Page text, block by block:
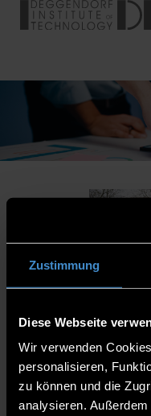
Zustimmung
Diese Webseite
Wir verwenden
personalisieren,
zu können und die
analysieren.
12.12.2022 |